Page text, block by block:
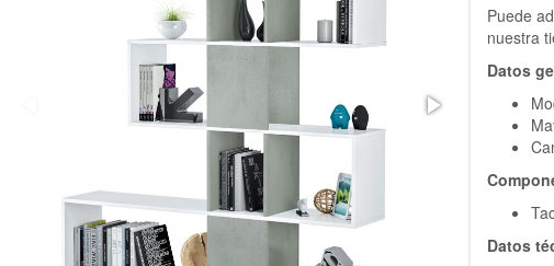
Puede
nuestra
Datos
Datos